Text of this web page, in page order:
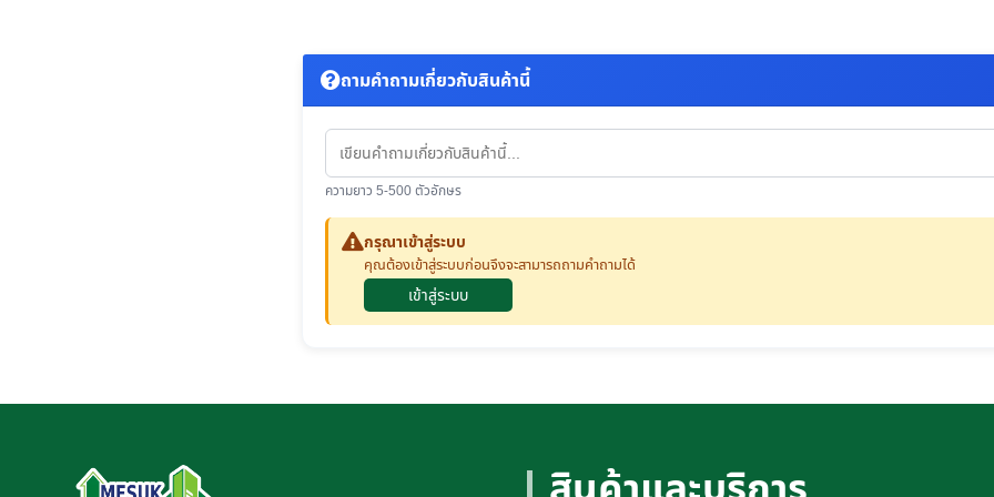
ถามคำถามเกี่ยวกับสินค้านี้
ความยาว 5-500 ตัวอักษร
กรุณาเข้าสู่ระบบ
คุณต้องเข้าสู่ระบบก่อนจึงจะสามารถถามคำถามได้
เข้าสู่ระบบ
สินค้าและบริการ